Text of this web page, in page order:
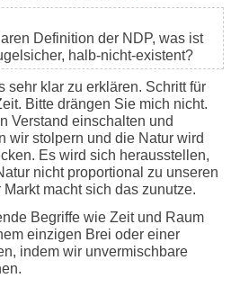
Definition der NDP, was ist
halb-nicht-existent?
sehr klar zu erklären. Schritt für
Bitte drängen Sie mich nicht.
Verstand einschalten und
wir stolpern und die Natur wird
Es wird sich herausstellen,
nicht proportional zu unseren
macht sich das zunutze.
Begriffe wie Zeit und Raum
einzigen Brei oder einer
indem wir unvermischbare